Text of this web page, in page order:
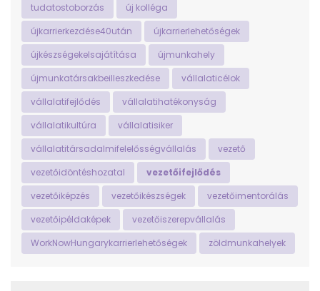
tudatostoborzás
új kolléga
újkarrierkezdése40után
újkarrierlehetőségek
újkészségekelsajátítása
újmunkahely
újmunkatársakbeilleszkedése
vállalaticélok
vállalatifejlődés
vállalatihatékonyság
vállalatikultúra
vállalatisiker
vállalatitársadalmifelelősségvállalás
vezető
vezetőidöntéshozatal
vezetőifejlődés
vezetőiképzés
vezetőikészségek
vezetőimentorálás
vezetőipéldaképek
vezetőiszerepvállalás
WorkNowHungarykarrierlehetőségek
zöldmunkahelyek